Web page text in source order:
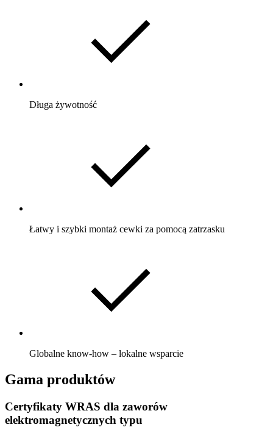
Długa żywotność
Łatwy i szybki montaż cewki za pomocą zatrzasku
Globalne know-how – lokalne wsparcie
Gama produktów
Certyfikaty WRAS dla zaworów
elektromagnetycznych typu